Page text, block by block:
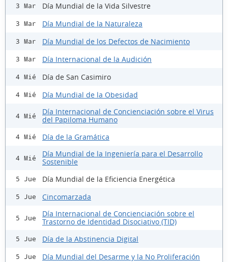
3 Mar Día Mundial de la Vida Silvestre
3 Mar Día Mundial de la Naturaleza
3 Mar Día Mundial de los Defectos de Nacimiento
3 Mar Día Internacional de la Audición
4 Mié Día de San Casimiro
4 Mié Día Mundial de la Obesidad
4 Mié
Día Internacional de Concienciación sobre el Virus
del Papiloma Humano
4 Mié Día de la Gramática
4 Mié
Día Mundial de la Ingeniería para el Desarrollo
Sostenible
5 Jue Día Mundial de la Eficiencia Energética
5 Jue Cincomarzada
5 Jue
Día Internacional de Concienciación sobre el
Trastorno de Identidad Disociativo (TID)
5 Jue Día de la Abstinencia Digital
5 Jue Día Mundial del Desarme y la No Proliferación